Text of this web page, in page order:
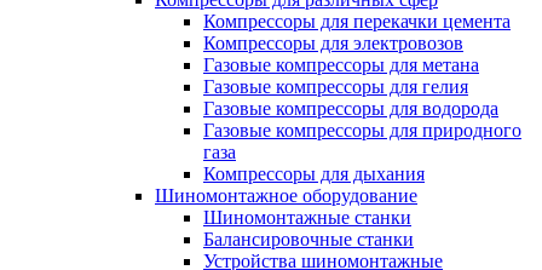
Компрессоры для перекачки цемента
Компрессоры для электровозов
Газовые компрессоры для метана
Газовые компрессоры для гелия
Газовые компрессоры для водорода
Газовые компрессоры для природного
газа
Компрессоры для дыхания
Шиномонтажное оборудование
Шиномонтажные станки
Балансировочные станки
Устройства шиномонтажные